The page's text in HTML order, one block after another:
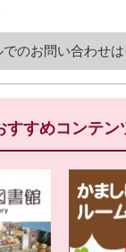
でのお問い合わせ
すすめコンテン